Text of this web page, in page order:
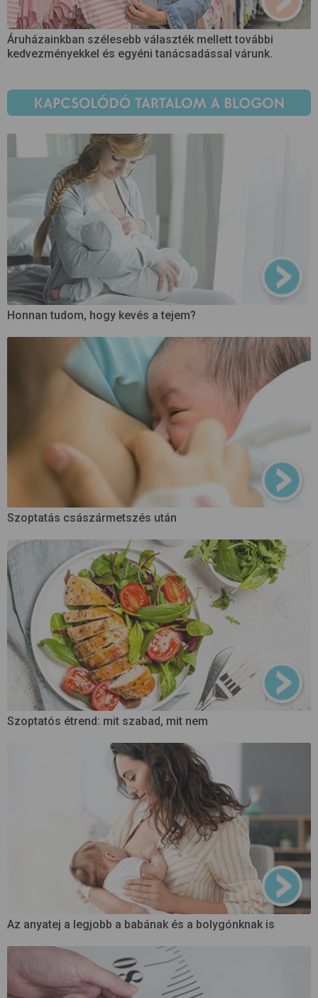
Áruházainkban szélesebb választék mellett további
kedvezményekkel és egyéni tanácsadással várunk.
Honnan tudom, hogy kevés a tejem?
Szoptatás császármetszés után
Szoptatós étrend: mit szabad, mit nem
Az anyatej a legjobb a babának és a bolygónknak is